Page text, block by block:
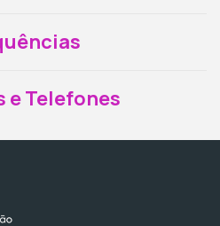
e Telefones